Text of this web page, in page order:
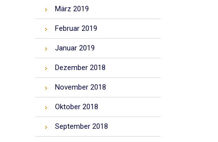
März 2019
Februar 2019
Januar 2019
Dezember 2018
November 2018
Oktober 2018
September 2018